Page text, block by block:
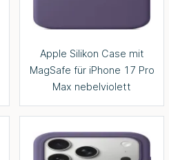
Apple Silikon Case mit
MagSafe für iPhone 17 Pro
Max nebelviolett